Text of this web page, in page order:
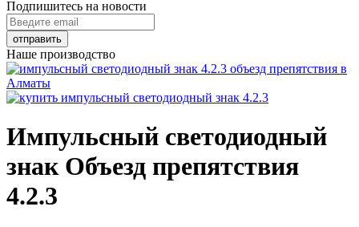
Подпишитесь на новости
Наше производство
Импульсный светодиодный
знак Объезд препятствия
4.2.3